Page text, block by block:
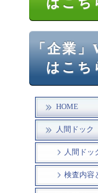
「企業」
はこち
HOME
人間ドック
人間ドッ
検査内容